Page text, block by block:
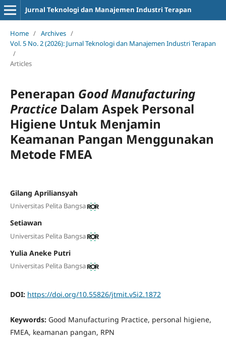
Jurnal Teknologi dan Manajemen Industri Terapan
Home / Archives /
Vol. 5 No. 2 (2026): Jurnal Teknologi dan Manajemen Industri Terapan
/
Articles
Penerapan Good Manufacturing
PracticeDalam Aspek Personal
Higiene Untuk Menjamin
Keamanan Pangan Menggunakan
Metode FMEA
Gilang Apriliansyah
Universitas Pelita Bangsa
Setiawan
Universitas Pelita Bangsa
Yulia Aneke Putri
Universitas Pelita Bangsa
DOI: https://doi.org/10.55826/jtmit.v5i2.1872
Keywords: Good Manufacturing Practice, personal higiene,
FMEA, keamanan pangan, RPN